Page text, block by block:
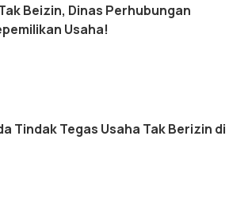
Beizin, Dinas Perhubungan
Usaha!
Tindak Tegas Usaha Tak Berizin di